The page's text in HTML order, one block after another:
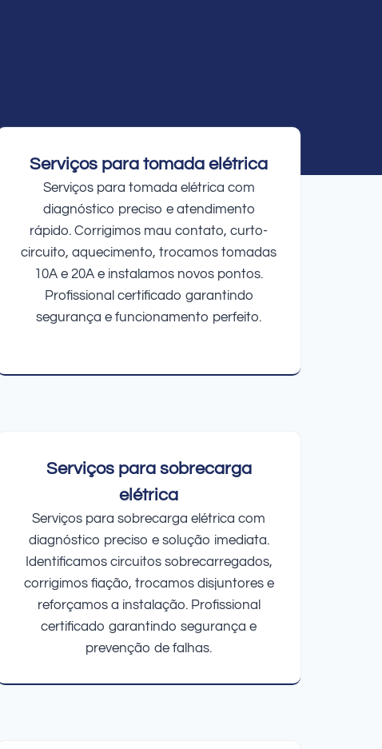
Serviços para tomada elétrica
Serviços para tomada elétrica com
diagnóstico preciso e atendimento
rápido. Corrigimos mau contato, curto-
circuito, aquecimento, trocamos tomadas
10A e 20A e instalamos novos pontos.
Profissional certificado garantindo
segurança e funcionamento perfeito.
Serviços para sobrecarga
elétrica
Serviços para sobrecarga elétrica com
diagnóstico preciso e solução imediata.
Identificamos circuitos sobrecarregados,
corrigimos fiação, trocamos disjuntores e
reforçamos a instalação. Profissional
certificado garantindo segurança e
prevenção de falhas.